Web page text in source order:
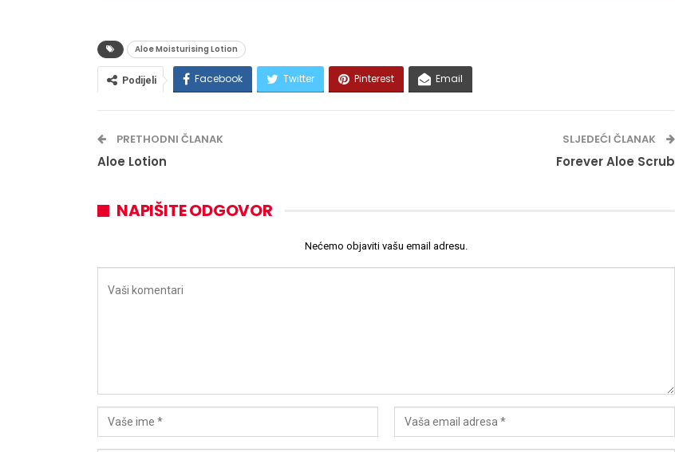
Aloe Moisturising Lotion
Podijeli Facebook Twitter Pinterest Email
PRETHODNI ČLANAK
Aloe Lotion
SLJEDEĆI ČLANAK
Forever Aloe Scrub
NAPIŠITE ODGOVOR
Nećemo objaviti vašu email adresu.